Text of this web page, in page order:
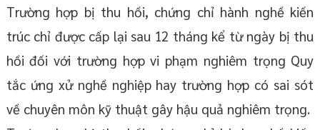
Trường hợp bị thu hồi, chứng chỉ hành nghề kiến
trúc chỉ được cấp lại sau 12 tháng kể từ ngày bị thu
hồi đối với trường hợp vi phạm nghiêm trọng Quy
tắc ứng xử nghề nghiệp hay trường hợp có sai sót
về chuyên môn kỹ thuật gây hậu quả nghiêm trọng.